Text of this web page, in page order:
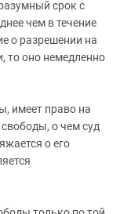
срок с
чем в течение
о разрешении на
то оно немедленно
имеет право на
о чем суд
о его